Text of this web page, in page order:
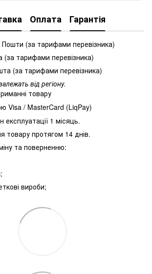
Оплата Гарантія
Пошти (за тарифами перевізника)
тарифами перевізника)
(за тарифами перевізника)
від регіону.
товару
Visa / MasterCard (LiqPay)
експлуатації 1 місяць.
товару протягом 14 днів.
та поверненню:
вироби;